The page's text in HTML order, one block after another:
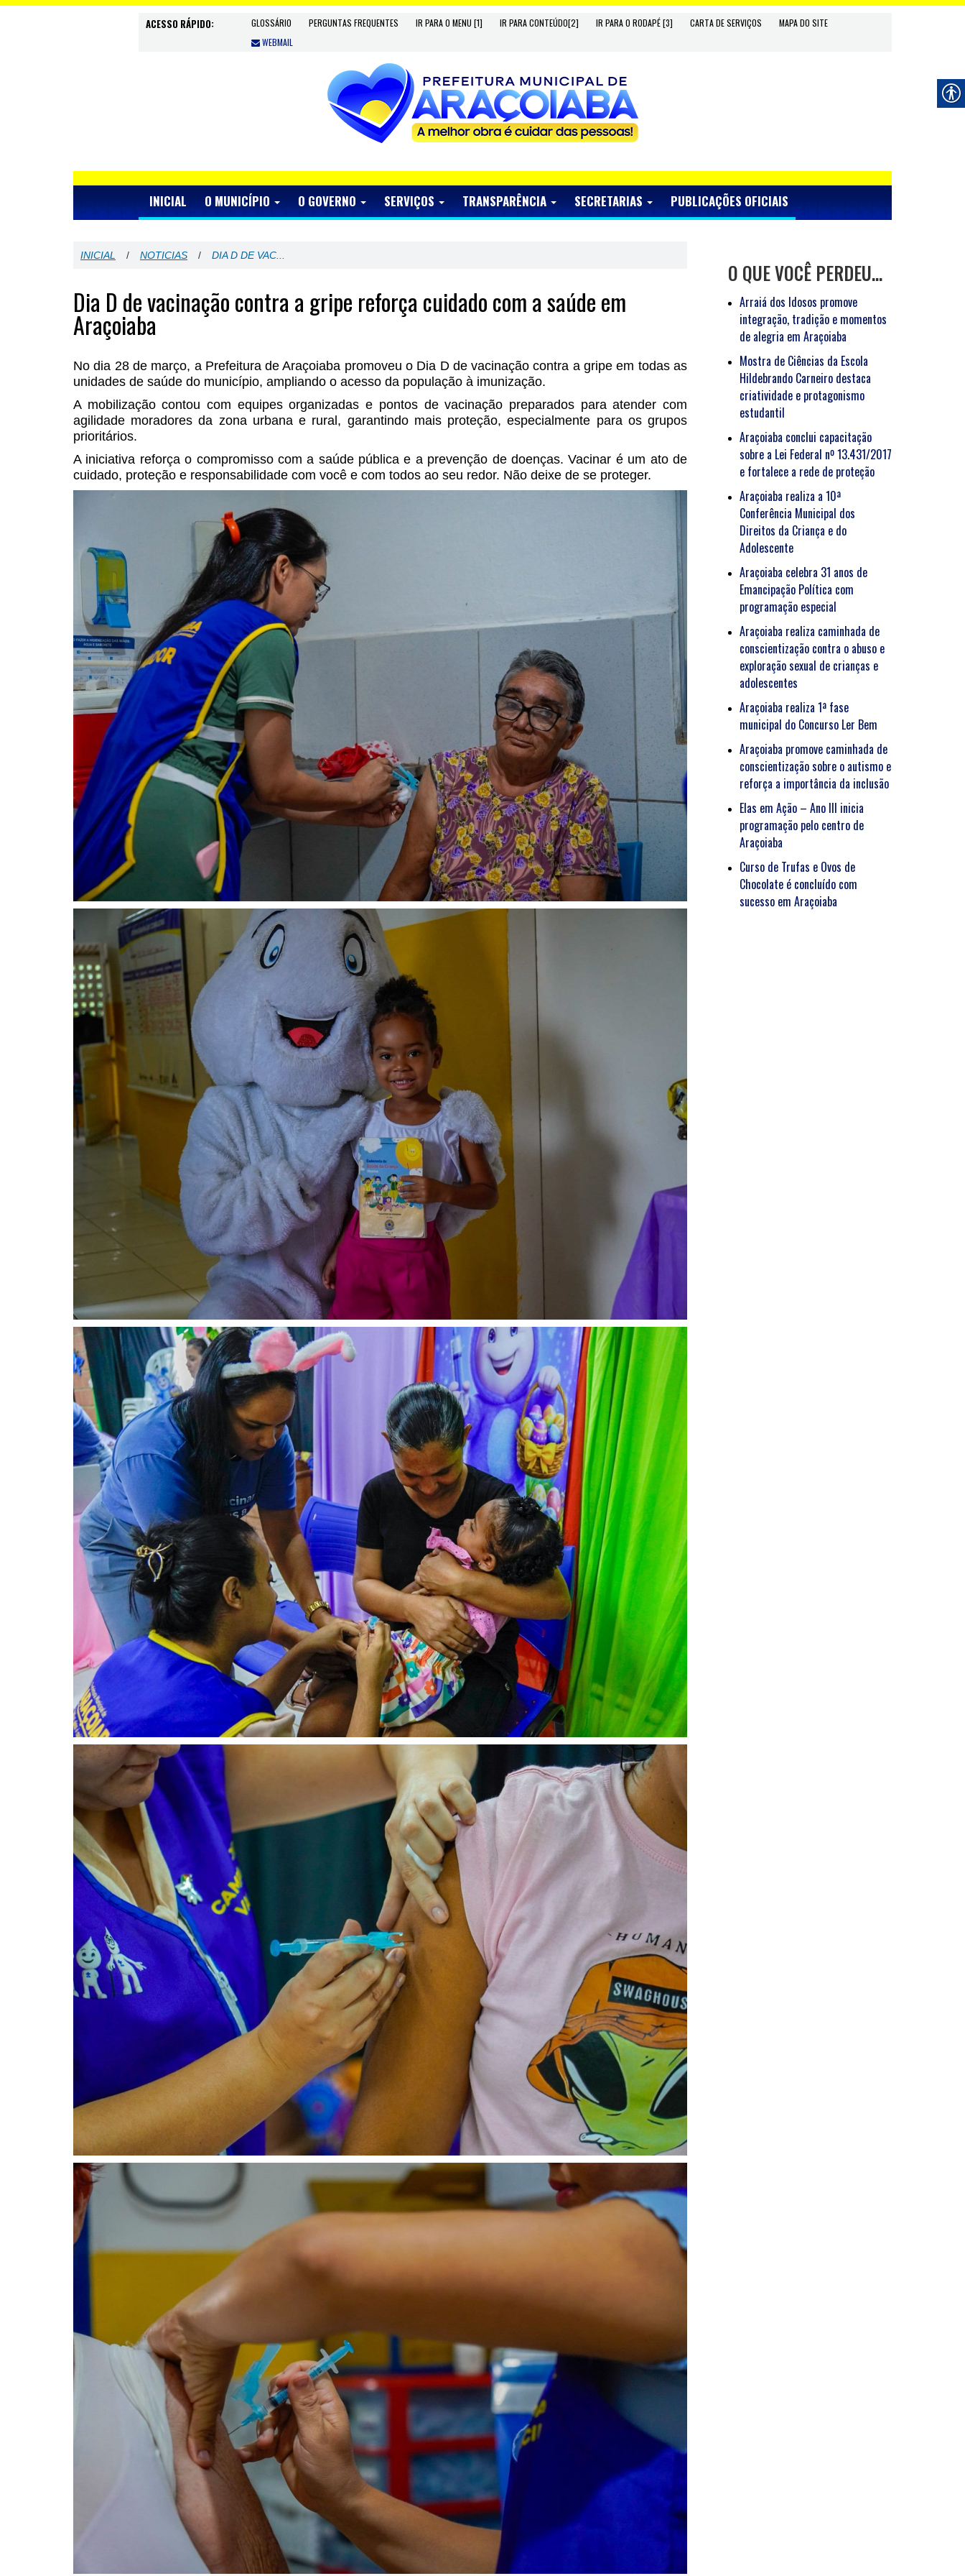
ACESSO RÁPIDO: GLOSSÁRIO PERGUNTAS FREQUENTES IR PARA O MENU [1] IR PARA CONTEÚDO[2] IR PARA O RODAPÉ [3] CARTA DE SERVIÇOS
MAPA DO SITE
WEBMAIL
INICIAL O MUNICÍPIO O GOVERNO SERVIÇOS TRANSPARÊNCIA SECRETARIAS PUBLICAÇÕES OFICIAIS
INICIAL / NOTICIAS / DIA D DE VAC...
Dia D de vacinação contra a gripe reforça cuidado com a saúde em
Araçoiaba
No dia 28 de março, a Prefeitura de Araçoiaba promoveu o Dia D de vacinação contra a gripe em todas as
unidades de saúde do município, ampliando o acesso da população à imunização.
A mobilização contou com equipes organizadas e pontos de vacinação preparados para atender com
agilidade moradores da zona urbana e rural, garantindo mais proteção, especialmente para os grupos
prioritários.
A iniciativa reforça o compromisso com a saúde pública e a prevenção de doenças. Vacinar é um ato de
cuidado, proteção e responsabilidade com você e com todos ao seu redor. Não deixe de se proteger.
O QUE VOCÊ PERDEU…
Arraiá dos Idosos promove
integração, tradição e momentos
de alegria em Araçoiaba
Mostra de Ciências da Escola
Hildebrando Carneiro destaca
criatividade e protagonismo
estudantil
Araçoiaba conclui capacitação
sobre a Lei Federal nº 13.431/2017
e fortalece a rede de proteção
Araçoiaba realiza a 10ª
Conferência Municipal dos
Direitos da Criança e do
Adolescente
Araçoiaba celebra 31 anos de
Emancipação Política com
programação especial
Araçoiaba realiza caminhada de
conscientização contra o abuso e
exploração sexual de crianças e
adolescentes
Araçoiaba realiza 1ª fase
municipal do Concurso Ler Bem
Araçoiaba promove caminhada de
conscientização sobre o autismo e
reforça a importância da inclusão
Elas em Ação – Ano III inicia
programação pelo centro de
Araçoiaba
Curso de Trufas e Ovos de
Chocolate é concluído com
sucesso em Araçoiaba